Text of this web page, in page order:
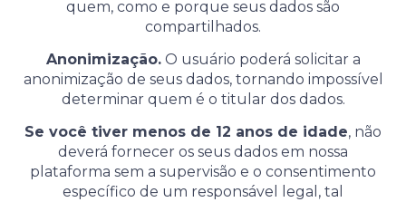
quem, como e porque seus dados são
compartilhados.
Anonimização.O usuário poderá solicitar a
anonimização de seus dados, tornando impossível
determinar quem é o titular dos dados.
Se você tiver menos de 12 anos de idade, não
deverá fornecer os seus dados em nossa
plataforma sem a supervisão e o consentimento
específico de um responsável legal, tal